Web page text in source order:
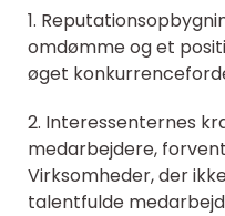
1.
omdømme og et
øget
2. Interessenternes
medarbejdere,
Virksomheder, der
talentfulde